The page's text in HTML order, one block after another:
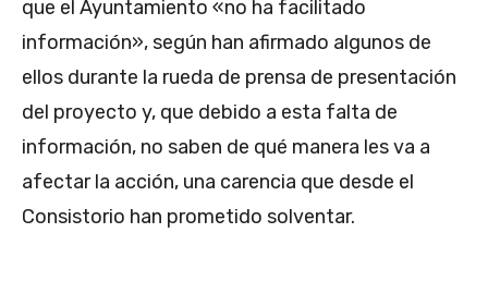
que el Ayuntamiento «no ha facilitado
información», según han afirmado algunos de
ellos durante la rueda de prensa de presentación
del proyecto y, que debido a esta falta de
información, no saben de qué manera les va a
afectar la acción, una carencia que desde el
Consistorio han prometido solventar.